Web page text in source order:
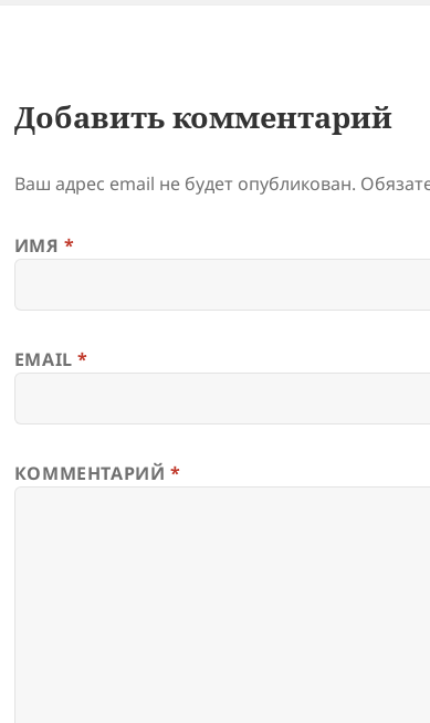
Добавить комментарий
Ваш адрес email не будет опубликован.
ИМЯ*
EMAIL*
КОММЕНТАРИЙ*